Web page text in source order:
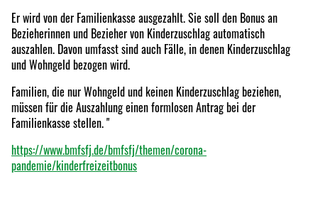
Er wird von der Familienkasse ausgezahlt. Sie soll den Bonus an
Bezieherinnen und Bezieher von Kinderzuschlag automatisch
auszahlen. Davon umfasst sind auch Fälle, in denen Kinderzuschlag
und Wohngeld bezogen wird.
Familien, die nur Wohngeld und keinen Kinderzuschlag beziehen,
müssen für die Auszahlung einen formlosen Antrag bei der
Familienkasse stellen. "
https://www.bmfsfj.de/bmfsfj/themen/corona-
pandemie/kinderfreizeitbonus